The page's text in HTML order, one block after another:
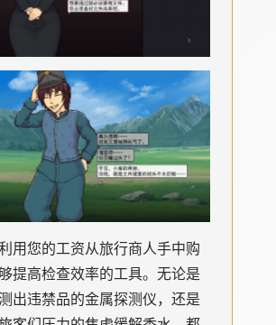
用您的工资从旅行商人手中购
提高检查效率的工具。无论是
出违禁品的金属探测仪，还是